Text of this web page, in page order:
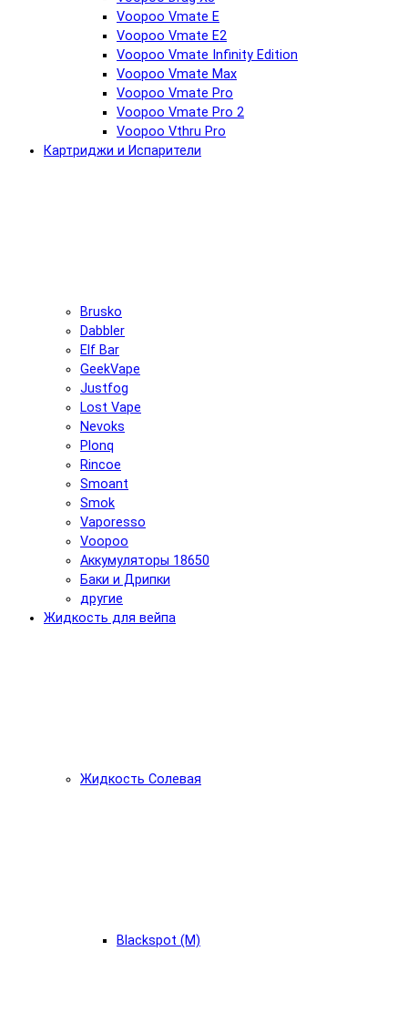
Voopoo Vmate E
Voopoo Vmate E2
Voopoo Vmate Infinity Edition
Voopoo Vmate Max
Voopoo Vmate Pro
Voopoo Vmate Pro 2
Voopoo Vthru Pro
Картриджи и Испарители
Brusko
Dabbler
Elf Bar
GeekVape
Justfog
Lost Vape
Nevoks
Plonq
Rincoe
Smoant
Smok
Vaporesso
Voopoo
Аккумуляторы 18650
Баки и Дрипки
другие
Жидкость для вейпа
Жидкость Солевая
Blackspot (М)